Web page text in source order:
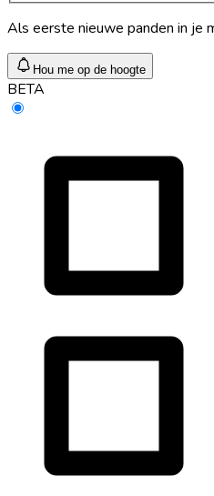
Als eerste nieuwe panden in je
Hou me op de hoogte
BETA